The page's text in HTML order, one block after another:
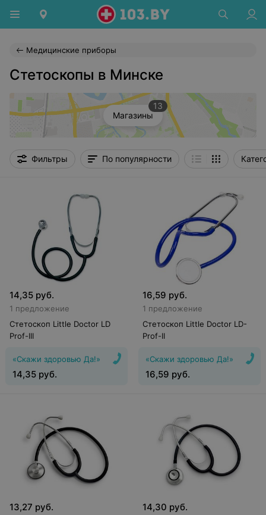
Медицинские приборы
Стетоскопы в Минске
Магазины
13
Фильтры По популярности
14,35 руб.
1 предложение
Стетоскоп Little Doctor LD
Prof-III
«Скажи здоровью Да!»
14,35 руб.
16,59 руб.
1 предложение
Стетоскоп Little Doctor LD-
Prof-II
«Скажи здоровью Да!»
16,59 руб.
13,27 руб. 14,30 руб.